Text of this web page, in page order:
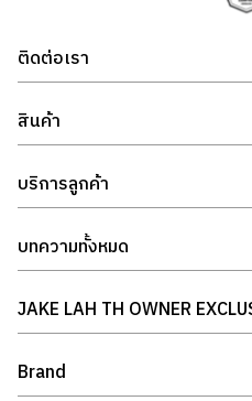
ติดต่อเรา
สินค้า
บริการลูกค้า
บทความทั้งหมด
JAKE LAH TH OWNER
Brand